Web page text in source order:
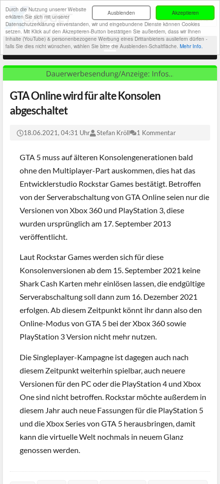
Akzeptieren
Ausblenden
Durch die Nutzung unserer Website
erklären Sie sich mit unserer
Datenschutzerklärung einverstanden, wir und eingebundene Dienste können Cookies
setzen. Mit Klick auf den Akzeptieren-Button bestätigen Sie außerdem, dass wir Ihnen
Inhalte (YouTube) & personenbezogene Werbung eines Drittanbieters ausliefern dürfen -
falls Sie dies nicht wünschen, wählen Sie bitte die Ausblenden-Schaltfläche. Mehr Info.
GTA Online wird für alte Konsolen
abgeschaltet
18.06.2021, 04:31 Uhr Stefan Kröll 1 Kommentar
GTA 5 muss auf älteren Konsolengenerationen bald
ohne den Multiplayer-Part auskommen, dies hat das
Entwicklerstudio Rockstar Games bestätigt. Betroffen
von der Serverabschaltung von GTA Online seien nur die
Versionen von Xbox 360 und PlayStation 3, diese
wurden ursprünglich am 17. September 2013
veröffentlicht.
Laut Rockstar Games werden sich für diese
Konsolenversionen ab dem 15. September 2021 keine
Shark Cash Karten mehr einlösen lassen, die endgültige
Serverabschaltung soll dann zum 16. Dezember 2021
erfolgen. Ab diesem Zeitpunkt könnt ihr dann also den
Online-Modus von GTA 5 bei der Xbox 360 sowie
PlayStation 3 Version nicht mehr nutzen.
Die Singleplayer-Kampagne ist dagegen auch nach
diesem Zeitpunkt weiterhin spielbar, auch neuere
Versionen für den PC oder die PlayStation 4 und Xbox
One sind nicht betroffen. Rockstar möchte außerdem in
diesem Jahr auch neue Fassungen für die PlayStation 5
und die Xbox Series von GTA 5 herausbringen, damit
kann die virtuelle Welt nochmals in neuem Glanz
genossen werden.